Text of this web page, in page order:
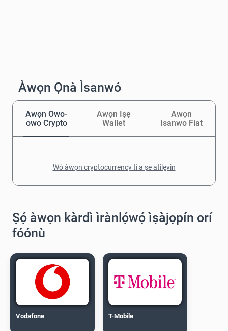
Àwọn Ọ̀nà Ìsanwó
Awọn Owo-
owo Crypto
Awọn Iṣẹ
Wallet
Awọn
Isanwo Fiat
Wò àwọn cryptocurrency tí a ṣe atilẹyìn
Ṣọ́ àwọn kàrdì ìrànlọ́wọ́ ìṣàjọpín orí
fóónù
Vodafone T-Mobile